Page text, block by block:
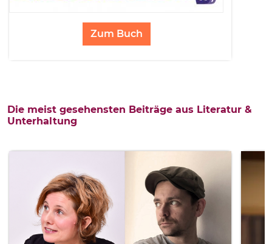
Zum Buch
Die meist gesehensten Beiträge aus Literatur &
Unterhaltung